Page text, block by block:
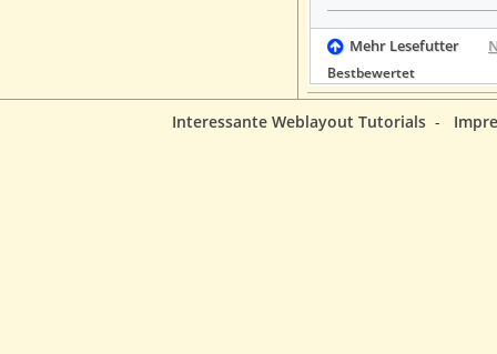
Mehr Lesefutter
Bestbewertet
Interessante Weblayout Tutorials -